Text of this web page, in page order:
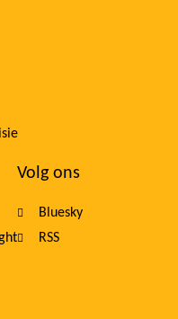
Volg ons
Bluesky
RSS